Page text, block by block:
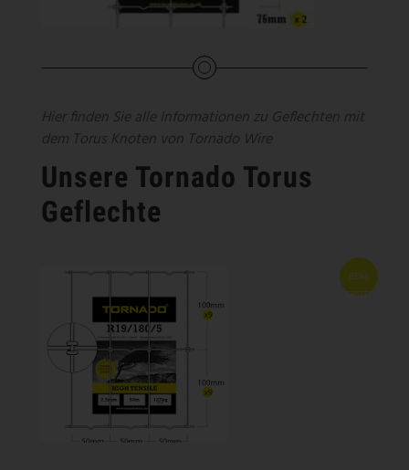
Hier finden Sie alle Informationen zu Geflechten mit
dem Torus Knoten von Tornado Wire
Unsere Tornado Torus
Geflechte
BEIM
HERSTELL